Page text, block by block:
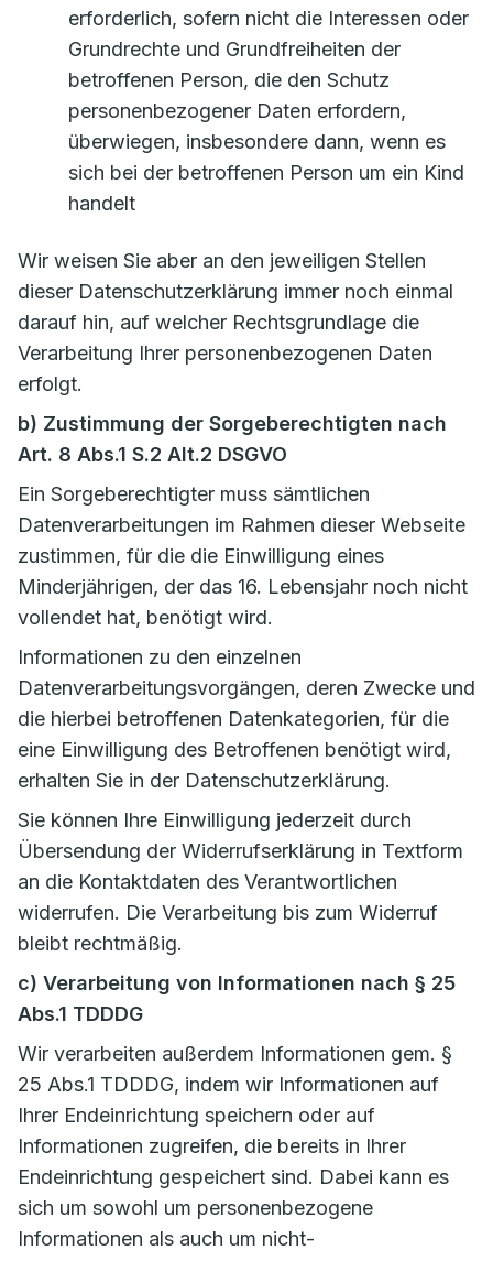
erforderlich, sofern nicht die Interessen oder
Grundrechte und Grundfreiheiten der
betroffenen Person, die den Schutz
personenbezogener Daten erfordern,
überwiegen, insbesondere dann, wenn es
sich bei der betroffenen Person um ein Kind
handelt
Wir weisen Sie aber an den jeweiligen Stellen
dieser Datenschutzerklärung immer noch einmal
darauf hin, auf welcher Rechtsgrundlage die
Verarbeitung Ihrer personenbezogenen Daten
erfolgt.
b) Zustimmung der Sorgeberechtigten nach
Art. 8 Abs.1 S.2 Alt.2 DSGVO
Ein Sorgeberechtigter muss sämtlichen
Datenverarbeitungen im Rahmen dieser Webseite
zustimmen, für die die Einwilligung eines
Minderjährigen, der das 16. Lebensjahr noch nicht
vollendet hat, benötigt wird.
Informationen zu den einzelnen
Datenverarbeitungsvorgängen, deren Zwecke und
die hierbei betroffenen Datenkategorien, für die
eine Einwilligung des Betroffenen benötigt wird,
erhalten Sie in der Datenschutzerklärung.
Sie können Ihre Einwilligung jederzeit durch
Übersendung der Widerrufserklärung in Textform
an die Kontaktdaten des Verantwortlichen
widerrufen. Die Verarbeitung bis zum Widerruf
bleibt rechtmäßig.
c) Verarbeitung von Informationen nach § 25
Abs.1 TDDDG
Wir verarbeiten außerdem Informationen gem. §
25 Abs.1 TDDDG, indem wir Informationen auf
Ihrer Endeinrichtung speichern oder auf
Informationen zugreifen, die bereits in Ihrer
Endeinrichtung gespeichert sind. Dabei kann es
sich um sowohl um personenbezogene
Informationen als auch um nicht-